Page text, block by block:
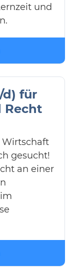
und
d) für
Recht
Wirtschaft
gesucht!
an einer